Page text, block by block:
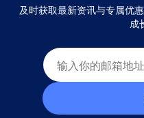
及时获取最新资讯与专属优
成